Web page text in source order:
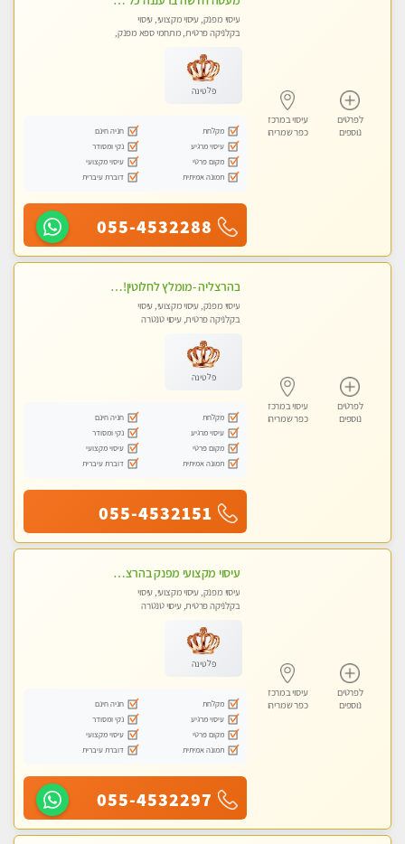
לפרטים
נוספים
עיסוי במרכז
כפר שמריהו
עיסוי מפנק, עיסוי מקצועי, עיסוי
בקלניקה פרטית, מתחמי ספא מפנק,
פלטינה
מקלחת
חניה חינם
עיסוי מרגיע
נקי ומסודר
מקום פרטי
עיסוי מקצועי
תמונה אמיתית
דוברת עיברית
055-4532288
לפרטים
נוספים
עיסוי במרכז
כפר שמריהו
בהרצליה -מומלץ לחלוטין!!!! כל סוגי העיסויים מעסה מקצועית ואיכותית פרטי!!!
עיסוי מפנק, עיסוי מקצועי, עיסוי
בקלניקה פרטית, עיסוי טנטרה
פלטינה
מקלחת
חניה חינם
עיסוי מרגיע
נקי ומסודר
מקום פרטי
עיסוי מקצועי
תמונה אמיתית
דוברת עיברית
055-4532151
לפרטים
נוספים
עיסוי במרכז
כפר שמריהו
עיסוי מקצועי מפנק בהרצליה-מומלץ !!אירוח ברמה אחרת ...כולל שתיה חמה/קרה + בקבוק מים
עיסוי מפנק, עיסוי מקצועי, עיסוי
בקלניקה פרטית, עיסוי טנטרה
פלטינה
מקלחת
חניה חינם
עיסוי מרגיע
נקי ומסודר
מקום פרטי
עיסוי מקצועי
תמונה אמיתית
דוברת עיברית
055-4532297